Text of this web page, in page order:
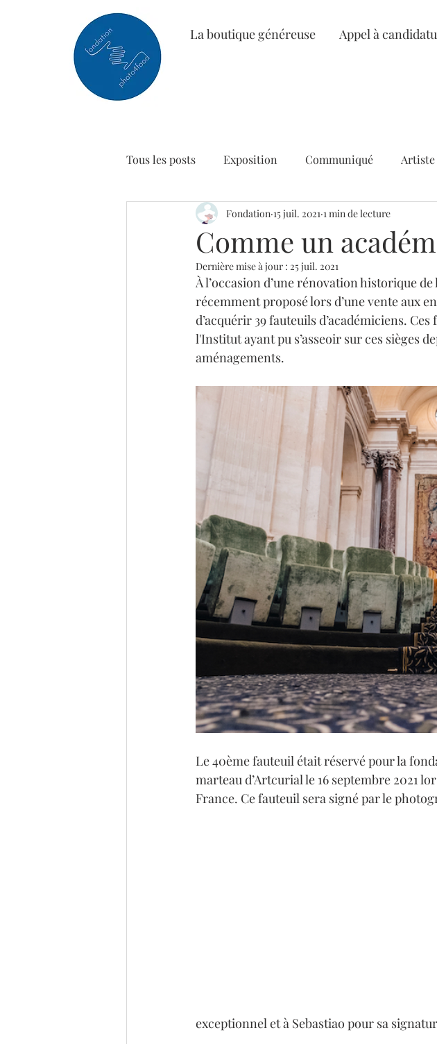
La boutique généreuse Appel à
Tous les posts Exposition Communiqué Artiste
Comme un
Fondation 15 juil. 2021 1 min de lecture
Dernière mise à jour : 25 juil. 2021
À l’occasion d’une rénovation historique
récemment proposé lors d’une vente aux
d’acquérir 39 fauteuils d’académiciens.
l'Institut ayant pu s’asseoir sur ces sièges
aménagements.
Le 40ème fauteuil était réservé pour la
marteau d’Artcurial le 16 septembre 2021
France. Ce fauteuil sera signé par le
exceptionnel et à Sebastiao pour sa